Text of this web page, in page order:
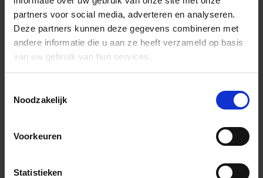
partners voor social media, adverteren en analyseren.
Deze partners kunnen deze gegevens combineren met
andere informatie die u aan ze heeft verzameld op basis
van uw gebruik van hun services.
Noodzakelijk
Voorkeuren
Statistieken